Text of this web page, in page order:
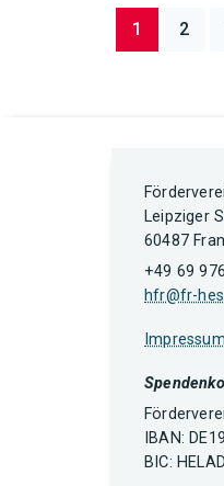
1 2
Leipziger
60487
+49 69
hfr@fr-
IBAN:
BIC: